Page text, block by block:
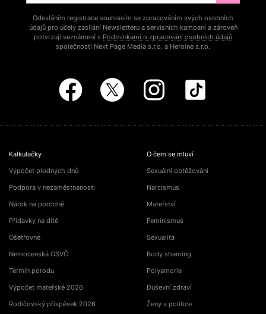
Odesláním registrace souhlasím se zpracováním svých osobních
údajů pro účely zasílání Newsletteru a servisních kampaní a zároveň
potvrzuji seznámení s Podmínkami o zpracování osobních údajů
společností Next Page Media s.r.o. a Heroine s.r.o.
Kalkulačky
Výpočet plodných dnů
Podpora v nezaměstnanosti
Nárok na porodné
Přídavky na dítě
Ošetřovné
Nemocenská OSVČ
Termín porodu
Výpočet mateřské 2026
Rodičovský příspěvek 2026
O čem se mluví
Sexuální obtěžování
Narcismus
Mateřství
Feminismus
Sexualita
Body shaming
Polyamorie
Duševní zdraví
Ženy v politice